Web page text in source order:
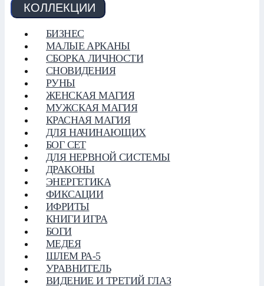
КОЛЛЕКЦИИ
БИЗНЕС
МАЛЫЕ АРКАНЫ
СБОРКА ЛИЧНОСТИ
СНОВИДЕНИЯ
РУНЫ
ЖЕНСКАЯ МАГИЯ
МУЖСКАЯ МАГИЯ
КРАСНАЯ МАГИЯ
ДЛЯ НАЧИНАЮЩИХ
БОГ СЕТ
ДЛЯ НЕРВНОЙ СИСТЕМЫ
ДРАКОНЫ
ЭНЕРГЕТИКА
ФИКСАЦИИ
ИФРИТЫ
КНИГИ ИГРА
БОГИ
МЕДЕЯ
ШЛЕМ РА-5
УРАВНИТЕЛЬ
ВИДЕНИЕ И ТРЕТИЙ ГЛАЗ